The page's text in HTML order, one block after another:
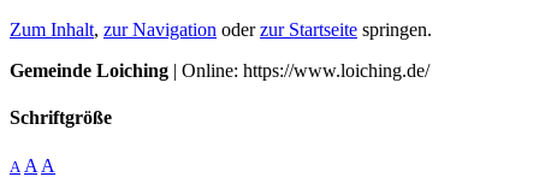
Zum Inhalt, zur Navigation oderzur Startseite springen.
Gemeinde Loiching | Online: https://www.loiching.de/
Schriftgröße
A A A